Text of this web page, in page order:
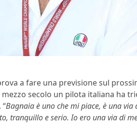
a fare una previsione sul
mezzo secolo un pilota italiana ha
. “Bagnaia è uno che mi piace, è una via
tranquillo e serio. Io ero una via di